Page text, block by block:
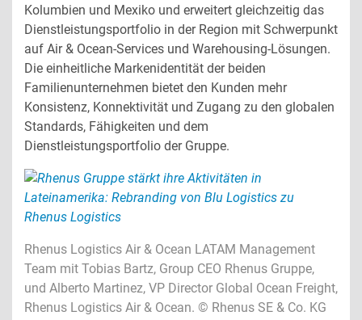
Kolumbien und Mexiko und erweitert gleichzeitig das
Dienstleistungsportfolio in der Region mit Schwerpunkt
auf Air & Ocean-Services und Warehousing-Lösungen.
Die einheitliche Markenidentität der beiden
Familienunternehmen bietet den Kunden mehr
Konsistenz, Konnektivität und Zugang zu den globalen
Standards, Fähigkeiten und dem
Dienstleistungsportfolio der Gruppe.
Rhenus Logistics Air & Ocean LATAM Management
Team mit Tobias Bartz, Group CEO Rhenus Gruppe,
und Alberto Martinez, VP Director Global Ocean Freight,
Rhenus Logistics Air & Ocean. © Rhenus SE & Co. KG